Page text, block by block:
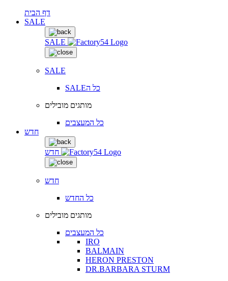
דף הבית
SALE
SALE
SALE
SALEכל ה
מותגים מובילים
כל המעצבים
חדש
חדש
חדש
כל החדש
מותגים מובילים
כל המעצבים
IRO
BALMAIN
HERON PRESTON
DR.BARBARA STURM